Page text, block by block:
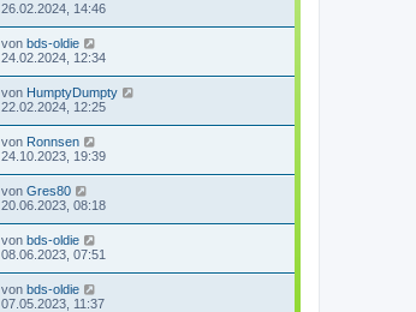
26.02.2024, 14:46
von bds-oldie
24.02.2024, 12:34
von HumptyDumpty
22.02.2024, 12:25
von Ronnsen
24.10.2023, 19:39
von Gres80
20.06.2023, 08:18
von bds-oldie
08.06.2023, 07:51
von bds-oldie
07.05.2023, 11:37